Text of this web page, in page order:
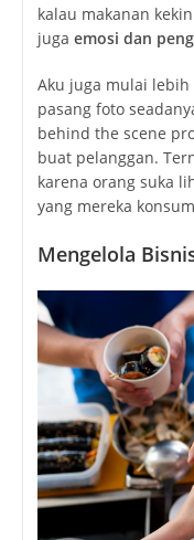
kalau makanan
juga emosi dan
Aku juga mulai
pasang foto
behind the scene
buat pelanggan.
karena orang suka
yang mereka
Mengelola